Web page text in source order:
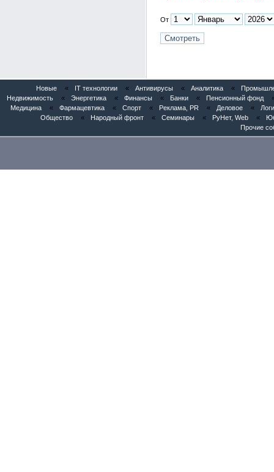
От
Новые « IT технологии « Антивирусы « Аналитика «
Недвижимость
« Энергетика « Финансы « Банки « Пенсионный фонд
Медицина
« Фармацевтика « Спорт « Реклама, PR « Деловое «
Общество
« Народный фронт « Семинары « РуНет, Web «
Прочие